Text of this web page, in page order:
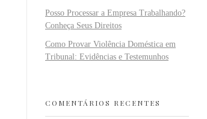
Posso Processar a Empresa Trabalhando?
Conheça Seus Direitos
Como Provar Violência Doméstica em
Tribunal: Evidências e Testemunhos
COMENTÁRIOS RECENTES